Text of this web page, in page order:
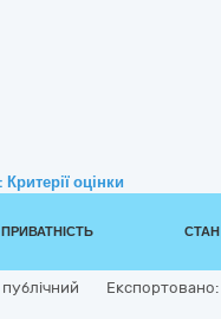
оцінки
ПРИВАТНІСТЬ СТАН
публічний Експортовано: